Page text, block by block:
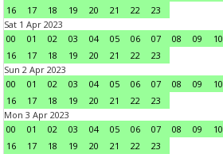
16
17 18 19 20 21 22
23
Sat 1 Apr 2023
00
01 02 03 04 05 06 07 08 09 10
16
17 18 19 20 21 22
23
Sun 2 Apr 2023
00
01 02 03 04 05 06 07 08 09 10
16
17 18 19 20 21 22
23
Mon 3 Apr 2023
00
01 02 03 04 05 06 07 08 09 10
16
17 18 19 20 21 22
23